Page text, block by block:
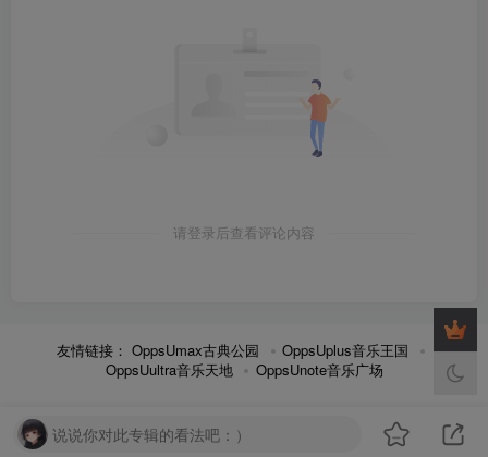
请登录后查看评论内容
友情链接： OppsUmax古典公园
OppsUplus音乐王国
OppsUultra音乐天地
OppsUnote音乐广场
说说你对此专辑的看法吧：）